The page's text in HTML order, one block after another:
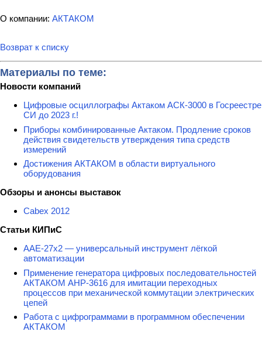
О компании: АКТАКОМ
Возврат к списку
Материалы по теме:
Новости компаний
Цифровые осциллографы Актаком АСК-3000 в Госреестре
СИ до 2023 г.!
Приборы комбинированные Актаком. Продление сроков
действия свидетельств утверждения типа средств
измерений
Достижения АКТАКОМ в области виртуального
оборудования
Обзоры и анонсы выставок
Cabex 2012
Статьи КИПиС
ААЕ-27x2 — универсальный инструмент лёгкой
автоматизации
Применение генератора цифровых последовательностей
АКТАКОМ АНР-3616 для имитации переходных
процессов при механической коммутации электрических
цепей
Работа с цифрограммами в программном обеспечении
АКТАКОМ